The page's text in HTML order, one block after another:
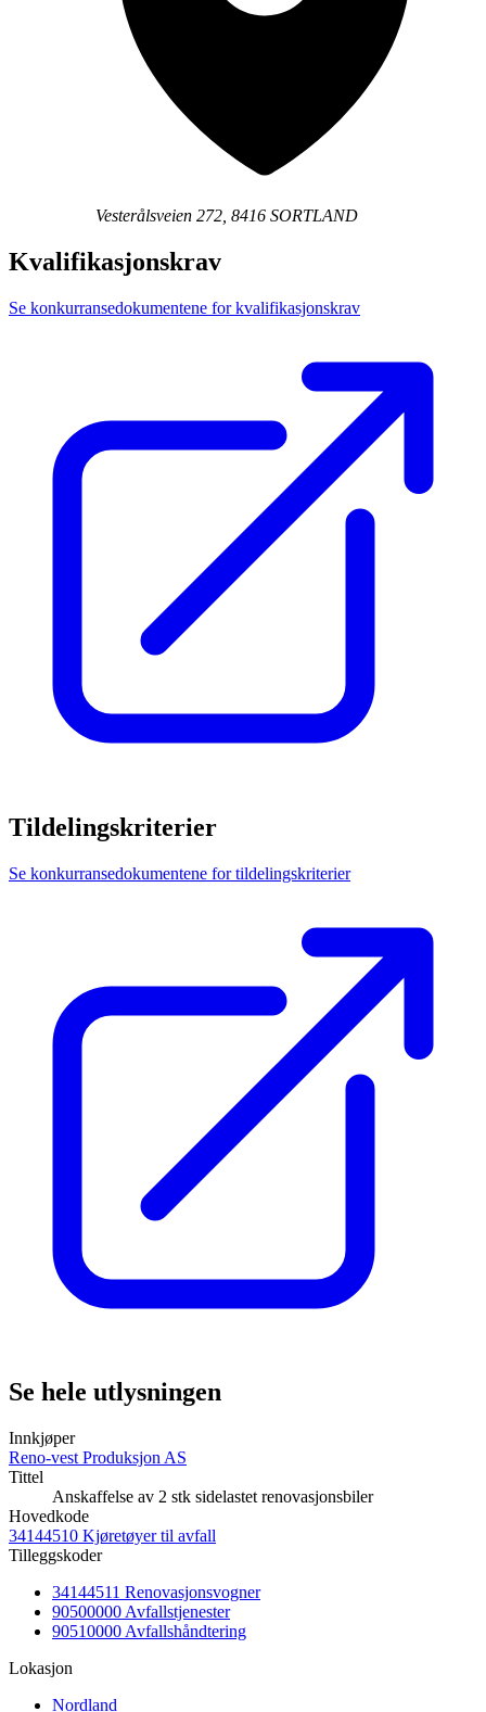
Vesterålsveien 272, 8416 SORTLAND
Kvalifikasjonskrav
Se konkurransedokumentene for kvalifikasjonskrav
Tildelingskriterier
Se konkurransedokumentene for tildelingskriterier
Se hele utlysningen
Innkjøper
Reno-vest Produksjon AS
Tittel
Anskaffelse av 2 stk sidelastet renovasjonsbiler
Hovedkode
34144510 Kjøretøyer til avfall
Tilleggskoder
34144511 Renovasjonsvogner
90500000 Avfallstjenester
90510000 Avfallshåndtering
Lokasjon
Nordland